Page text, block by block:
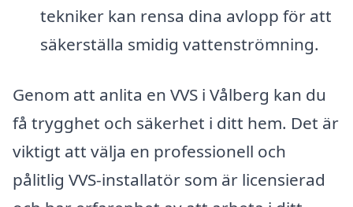
tekniker kan rensa dina avlopp för att
säkerställa smidig vattenströmning.
Genom att anlita en VVS i Vålberg kan du
få trygghet och säkerhet i ditt hem. Det är
viktigt att välja en professionell och
pålitlig VVS-installatör som är licensierad